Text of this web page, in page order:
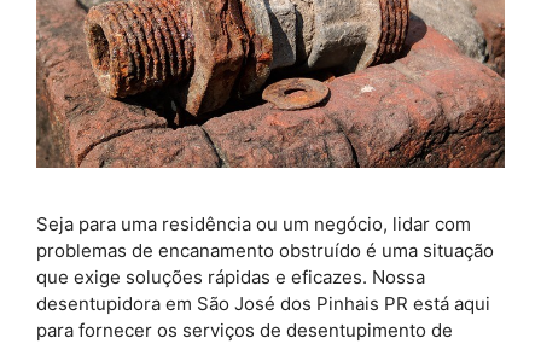
Seja para uma residência ou um negócio, lidar com
problemas de encanamento obstruído é uma situação
que exige soluções rápidas e eficazes. Nossa
desentupidora em São José dos Pinhais PR está aqui
para fornecer os serviços de desentupimento de